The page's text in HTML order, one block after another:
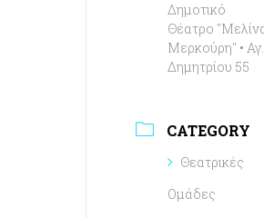
Δημοτικό
Θέατρο
Μερκούρη" • Αγ.
Δημητρίου 55
CATEGORY
Θεατρικές
Ομάδες